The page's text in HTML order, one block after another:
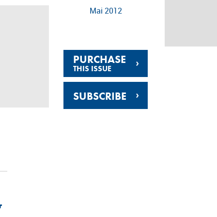
Mai 2012
PURCHASE
THIS ISSUE ›
SUBSCRIBE ›